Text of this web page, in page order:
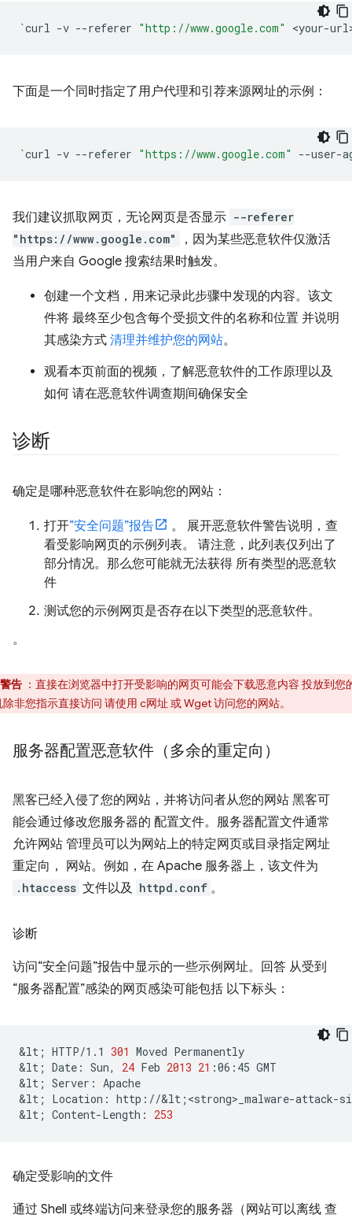
`curl -v --referer "http://www.google.com" <your-
下面是一个同时指定了用户代理和引荐来源网址的示例：
`curl -v --referer "https://www.google.com" --user-
我们建议抓取网页，无论网页是否显示 --referer
"https://www.google.com"
，因为某些恶意软件仅激活
当用户来自 Google 搜索结果时触发。
创建一个文档，用来记录此步骤中发现的内容。该文
件将 最终至少包含每个受损文件的名称和位置 并说明
其感染方式 清理并维护您的网站。
观看本页前面的视频，了解恶意软件的工作原理以及
如何 请在恶意软件调查期间确保安全
诊断
确定是哪种恶意软件在影响您的网站：
打开“安全问题”报告
。 展开恶意软件警告说明，查
看受影响网页的示例列表。 请注意，此列表仅列出了
部分情况。那么您可能就无法获得 所有类型的恶意软
件
测试您的示例网页是否存在以下类型的恶意软件。
。
警告 ：直接在浏览器中打开受影响的网页可能会下载恶意内容 投放到您
非您指示直接访问 请使用 c网址 或 Wget 访问您的网站。
服务器配置恶意软件（多余的重定向）
黑客已经入侵了您的网站，并将访问者从您的网站 黑客可
能会通过修改您服务器的 配置文件。服务器配置文件通常
允许网站 管理员可以为网站上的特定网页或目录指定网址
重定向， 网站。例如，在 Apache 服务器上，该文件为
.htaccess 文件以及 httpd.conf 。
诊断
访问“安全问题”报告中显示的一些示例网址。回答 从受到
“服务器配置”感染的网页感染可能包括 以下标头：
&lt ; HTTP/1.1 301 Moved Permanently
&lt ; Date: Sun, 24 Feb 2013 21 :06:45 GMT
&lt ; Server: Apache
&lt ; Location: http://&lt ; <strong>_malware-attack-
&lt ; Content-Length: 253
确定受影响的文件
通过 Shell 或终端访问来登录您的服务器（网站可以离线 查